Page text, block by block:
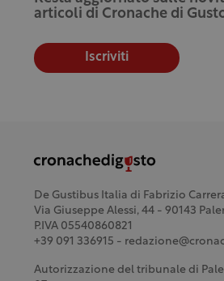
articoli di Cronache di
Iscriviti
De Gustibus Italia di Fabrizio
Via Giuseppe Alessi, 44 - 90143
P.IVA 05540860821
+39 091 336915 -
Autorizzazione del tribunale di